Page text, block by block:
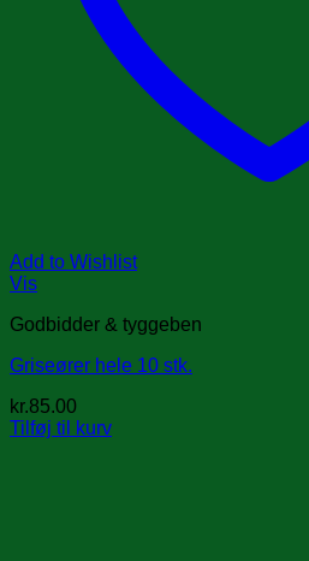
Add to Wishlist
Vis
Godbidder & tyggeben
Griseører hele 10 stk.
kr.85.00
Tilføj til kurv